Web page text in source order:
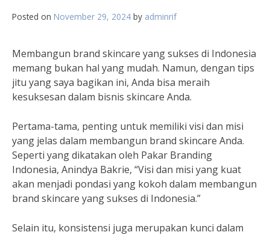
Posted on November 29, 2024 by adminrif
Membangun brand skincare yang sukses di Indonesia
memang bukan hal yang mudah. Namun, dengan tips
jitu yang saya bagikan ini, Anda bisa meraih
kesuksesan dalam bisnis skincare Anda.
Pertama-tama, penting untuk memiliki visi dan misi
yang jelas dalam membangun brand skincare Anda.
Seperti yang dikatakan oleh Pakar Branding
Indonesia, Anindya Bakrie, “Visi dan misi yang kuat
akan menjadi pondasi yang kokoh dalam membangun
brand skincare yang sukses di Indonesia.”
Selain itu, konsistensi juga merupakan kunci dalam